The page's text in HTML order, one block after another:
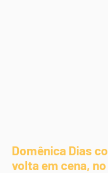
Domênica Dias
volta em cena,